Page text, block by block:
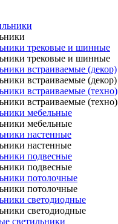
трековые и шинные
трековые и шинные
встраиваемые (декор)
встраиваемые (декор)
встраиваемые (техно)
встраиваемые (техно)
мебельные
мебельные
настенные
настенные
подвесные
подвесные
потолочные
потолочные
светодиодные
светодиодные
светильники